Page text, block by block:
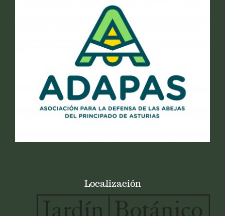
Localización